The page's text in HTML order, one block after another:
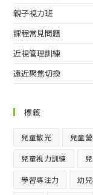
親子視力班
課程常見問題
近視管理訓練
遠近聚焦切換
標籤
兒童散光 兒童
兒童視力訓練
學習專注力 幼